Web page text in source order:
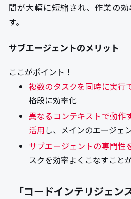
間が大幅に短縮され、作業の
す。
サブエージェントのメリット
ここがポイント！
複数のタスクを同時に実行
格段に効率化
異なるコンテキストで動作
活用し、メインのエージェ
サブエージェントの専門性
スクを効率よくこなすこと
「コードインテリジェン